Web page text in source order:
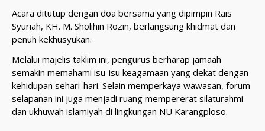
Acara ditutup dengan doa bersama yang dipimpin Rais
Syuriah, KH. M. Sholihin Rozin, berlangsung khidmat dan
penuh kekhusyukan.
Melalui majelis taklim ini, pengurus berharap jamaah
semakin memahami isu-isu keagamaan yang dekat dengan
kehidupan sehari-hari. Selain memperkaya wawasan, forum
selapanan ini juga menjadi ruang mempererat silaturahmi
dan ukhuwah islamiyah di lingkungan NU Karangploso.